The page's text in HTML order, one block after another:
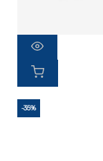
-35%